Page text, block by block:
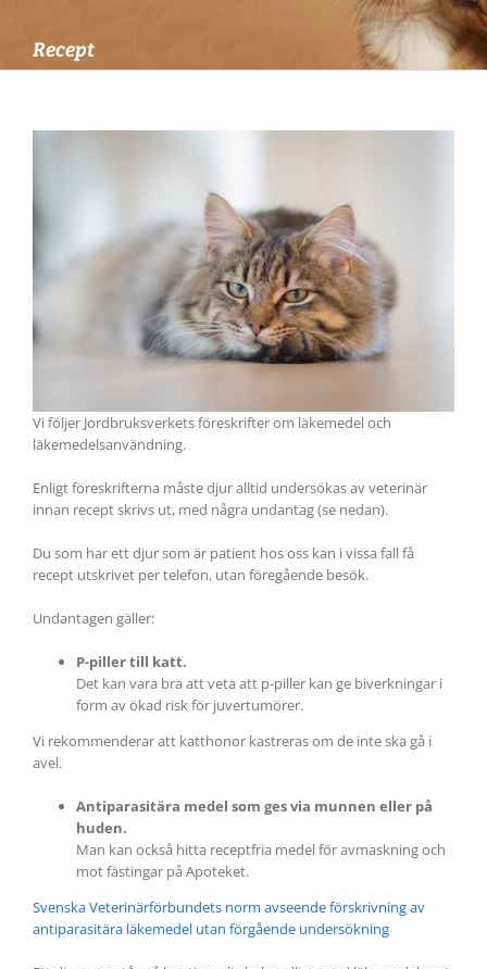
Recept
Vi följer Jordbruksverkets föreskrifter om läkemedel och
läkemedelsanvändning.
Enligt föreskrifterna måste djur alltid undersökas av veterinär
innan recept skrivs ut, med några undantag (se nedan).
Du som har ett djur som är patient hos oss kan i vissa fall få
recept utskrivet per telefon, utan föregående besök.
Undantagen gäller:
P-piller till katt.
Det kan vara bra att veta att p-piller kan ge biverkningar i
form av ökad risk för juvertumörer.
Vi rekommenderar att katthonor kastreras om de inte ska gå i
avel.
Antiparasitära medel som ges via munnen eller på
huden.
Man kan också hitta receptfria medel för avmaskning och
mot fästingar på Apoteket.
Svenska Veterinärförbundets norm avseende förskrivning av
antiparasitära läkemedel utan förgående undersökning